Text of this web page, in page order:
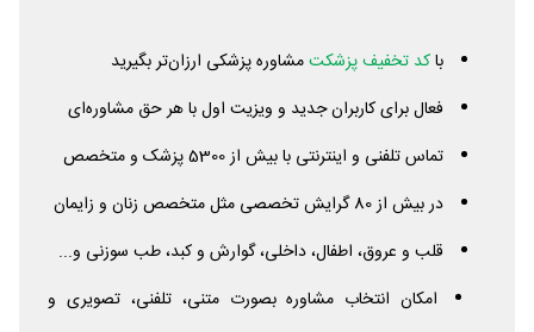
باکد تخفیف پزشکتمشاوره پزشکی ارزان‌تر بگیرید
فعال برای کاربران جدید و ویزیت اول با هر حق مشاوره‌ای
تماس تلفنی و اینترنتی با بیش از 5300 پزشک و متخصص
در بیش از 80 گرایش تخصصی مثل متخصص زنان و زایمان
قلب و عروق، اطفال، داخلی، گوارش و کبد، طب سوزنی و...
امکان انتخاب مشاوره بصورت متنی، تلفنی، تصویری و